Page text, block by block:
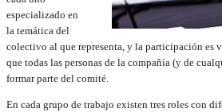
especializado en
la temática del
colectivo al que representa, y la participación es
que todas las personas de la compañía (y de
formar parte del comité.
En cada grupo de trabajo existen tres roles con